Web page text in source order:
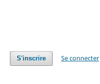
S'inscrire Se connecter